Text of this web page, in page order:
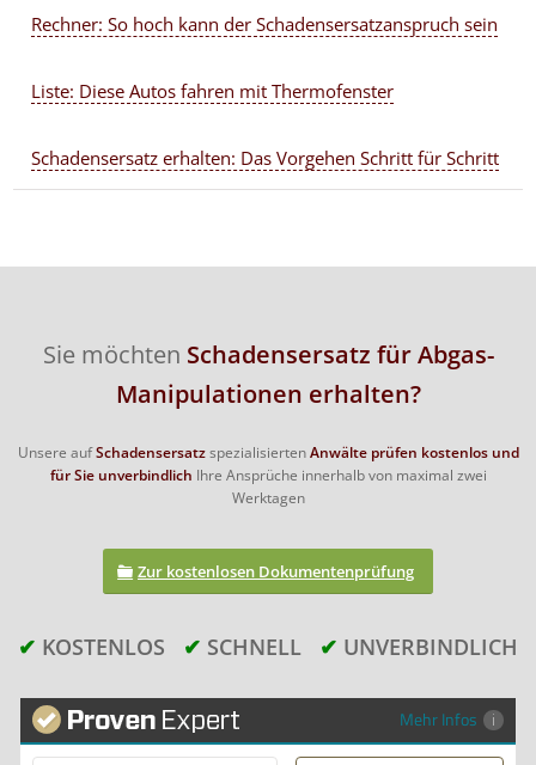
Rechner: So hoch kann der Schadensersatzanspruch sein
Liste: Diese Autos fahren mit Thermofenster
Schadensersatz erhalten: Das Vorgehen Schritt für Schritt
Sie möchten Schadensersatz für Abgas-
Manipulationen erhalten?
Unsere aufSchadensersatzspezialisiertenAnwälte prüfen kostenlos und
für Sie unverbindlich Ihre Ansprüche innerhalb von maximal zwei
Werktagen
Zur kostenlosen Dokumentenprüfung
✔ KOSTENLOS ✔ SCHNELL ✔ UNVERBINDLICH
Mehr Infos